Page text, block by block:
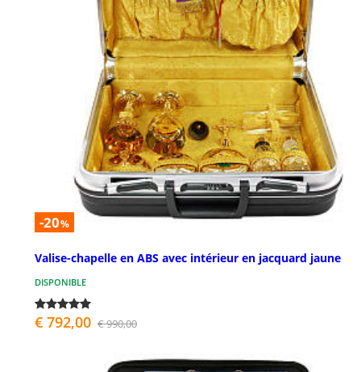
-20%
Valise-chapelle en ABS avec intérieur en jacquard jaune
DISPONIBLE
€ 792,00 € 990,00